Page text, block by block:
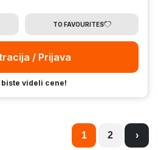
TO FAVOURITES
/ Prijava
videli cene!
1 2 ›